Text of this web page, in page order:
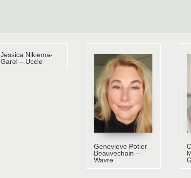
Jessica Nikiema-
Garel – Uccle
Genevieve Potier –
Beauvechain –
Wavre